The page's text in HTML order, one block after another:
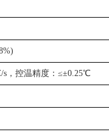
，控温精度：≤±0.25℃